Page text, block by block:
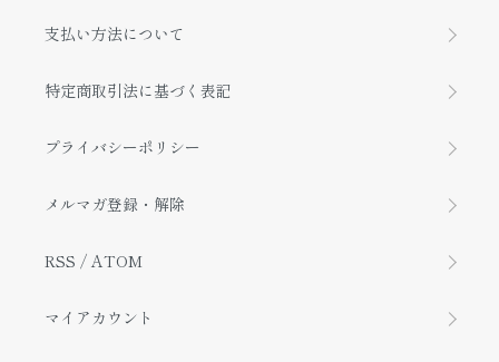
支払い方法について
特定商取引法に基づく表記
プライバシーポリシー
メルマガ登録・解除
RSS / ATOM
マイアカウント